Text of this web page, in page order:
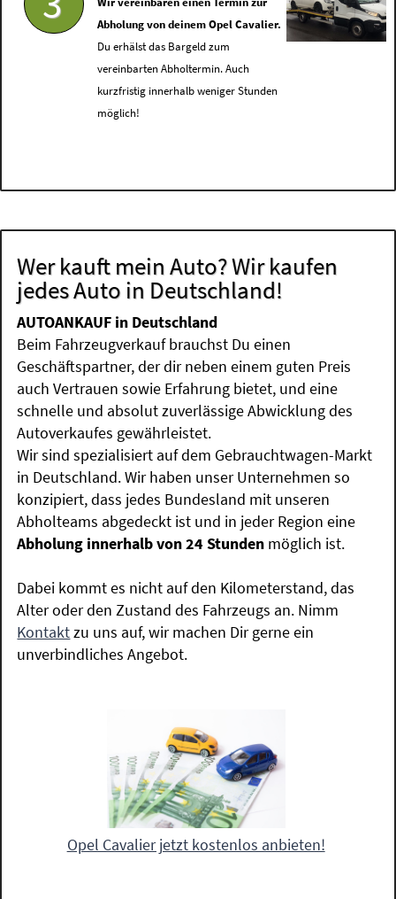
Abholung von deinem Opel Cavalier.
Du erhälst das Bargeld zum
vereinbarten Abholtermin. Auch
kurzfristig innerhalb weniger Stunden
möglich!
Wer kauft mein Auto? Wir kaufen
jedes Auto in Deutschland!
AUTOANKAUF in Deutschland
Beim Fahrzeugverkauf brauchst Du einen
Geschäftspartner, der dir neben einem guten Preis
auch Vertrauen sowie Erfahrung bietet, und eine
schnelle und absolut zuverlässige Abwicklung des
Autoverkaufes gewährleistet.
Wir sind spezialisiert auf dem Gebrauchtwagen-Markt
in Deutschland. Wir haben unser Unternehmen so
konzipiert, dass jedes Bundesland mit unseren
Abholteams abgedeckt ist und in jeder Region eine
Abholung innerhalb von 24 Stunden möglich ist.
Dabei kommt es nicht auf den Kilometerstand, das
Alter oder den Zustand des Fahrzeugs an. Nimm
Kontaktzu uns auf, wir machen Dir gerne ein
unverbindliches Angebot.
Opel Cavalier jetzt kostenlos anbieten!